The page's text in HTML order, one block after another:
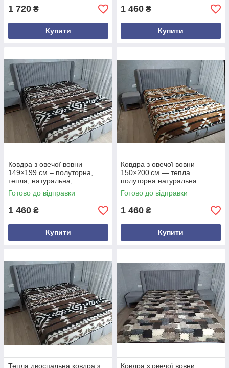
1 720 ₴
Купити
1 460 ₴
Купити
Ковдра з овечої вовни
149×199 см – полуторна,
тепла, натуральна,
карпатський візерунок
Готово до відправки
1 460 ₴
Купити
Ковдра з овечої вовни
150×200 см — тепла
полуторна натуральна
ковдра з гуцульським
орнаментом, екологічний
Готово до відправки
1 460 ₴
Купити
Тепла двоспальна ковдра з Ковдра з овечої вовни